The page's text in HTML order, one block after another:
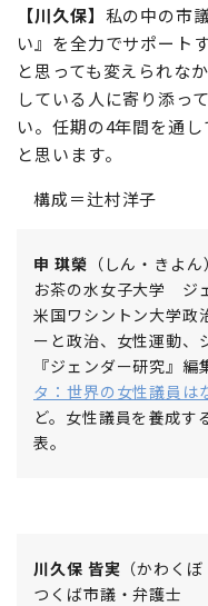
【川久保】 私の中の市
い』を全力でサポート
と思っても変えられな
している人に寄り添っ
い。任期の4年間を通
と思います。
構成＝辻村洋子
申 琪榮 （しん・きよん）
お茶の水女子大学 ジ
米国ワシントン大学政
ーと政治、女性運動、
『ジェンダー研究』編
タ：世界の女性議員は
ど。女性議員を養成す
表。
川久保 皆実 （かわく
つくば市議・弁護士